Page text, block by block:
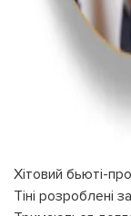
Хітовий бьюті-
Тіні розроблені